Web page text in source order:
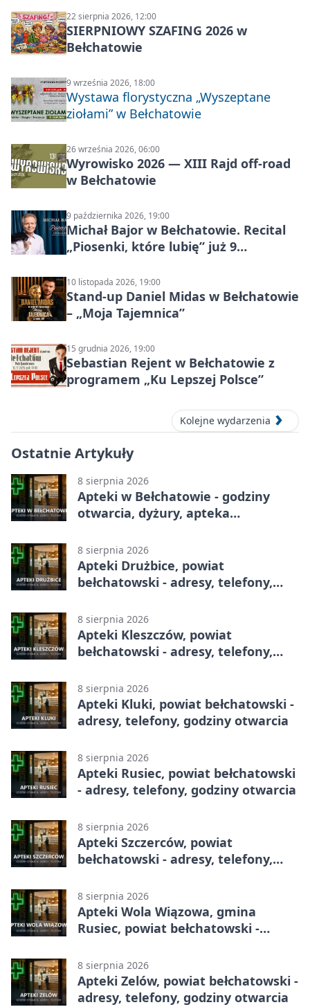
22 sierpnia 2026, 12:00
SIERPNIOWY SZAFING 2026 w
Bełchatowie
9 września 2026, 18:00
Wystawa florystyczna „Wyszeptane
ziołami” w Bełchatowie
26 września 2026, 06:00
Wyrowisko 2026 — XIII Rajd off‑road
w Bełchatowie
9 października 2026, 19:00
Michał Bajor w Bełchatowie. Recital
„Piosenki, które lubię” już 9
10 listopada 2026, 19:00
Stand-up Daniel Midas w Bełchatowie
– „Moja Tajemnica”
15 grudnia 2026, 19:00
Sebastian Rejent w Bełchatowie z
programem „Ku Lepszej Polsce”
Kolejne wydarzenia
Ostatnie Artykuły
8 sierpnia 2026
Apteki w Bełchatowie - godziny
otwarcia, dyżury, apteka
8 sierpnia 2026
Apteki Drużbice, powiat
bełchatowski - adresy, telefony,
8 sierpnia 2026
Apteki Kleszczów, powiat
bełchatowski - adresy, telefony,
8 sierpnia 2026
Apteki Kluki, powiat bełchatowski -
adresy, telefony, godziny otwarcia
8 sierpnia 2026
Apteki Rusiec, powiat bełchatowski
- adresy, telefony, godziny otwarcia
8 sierpnia 2026
Apteki Szczerców, powiat
bełchatowski - adresy, telefony,
8 sierpnia 2026
Apteki Wola Wiązowa, gmina
Rusiec, powiat bełchatowski -
8 sierpnia 2026
Apteki Zelów, powiat bełchatowski -
adresy, telefony, godziny otwarcia